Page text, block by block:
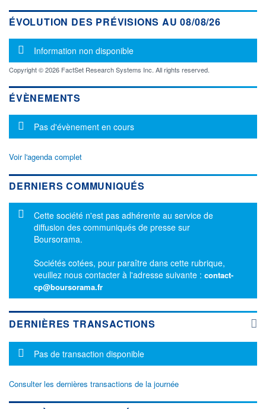
ÉVOLUTION DES PRÉVISIONS AU 08/08/26
Message d'information
Information non disponible
Copyright © 2026 FactSet Research Systems Inc. All rights reserved.
ÉVÈNEMENTS
Message d'information
Pas d'évènement en cours
Voir l'agenda complet
DERNIERS COMMUNIQUÉS
Message d'information
Cette société n'est pas adhérente au service de
diffusion des communiqués de presse sur
Boursorama.
Sociétés cotées, pour paraître dans cette rubrique,
veuillez nous contacter à l'adresse suivante : contact-
cp@boursorama.fr
DERNIÈRES TRANSACTIONS
Message d'information
Pas de transaction disponible
Consulter les dernières transactions de la journée